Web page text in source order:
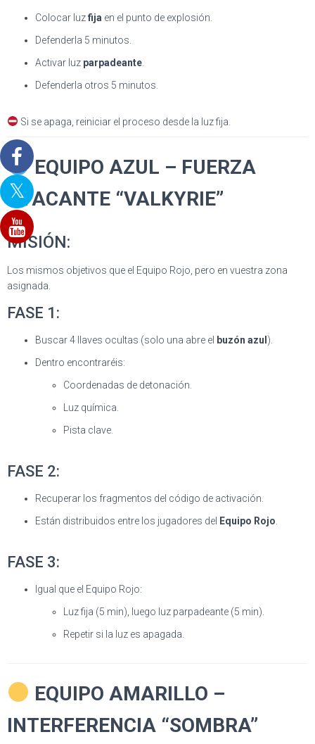
Colocar luzfija en el punto de explosión.
Defenderla 5 minutos.
Activar luz parpadeante
Defenderla otros 5 minutos.
Si se apaga, reiniciar el proceso desde la luz fija.
EQUIPO AZUL – FUERZA
ATACANTE “VALKYRIE”
MISIÓN:
Los mismos objetivos que el Equipo Rojo, pero en vuestra zona
asignada.
FASE 1:
Buscar 4 llaves ocultas (solo una abre el buzón azul ).
Dentro encontraréis:
Coordenadas de detonación.
Luz química.
Pista clave.
FASE 2:
Recuperar los fragmentos del código de activación.
Están distribuidos entre los jugadores del Equipo Rojo
FASE 3:
Igual que el Equipo Rojo:
Luz fija (5 min), luego luz parpadeante (5 min).
Repetir si la luz es apagada.
EQUIPO AMARILLO –
INTERFERENCIA “SOMBRA”